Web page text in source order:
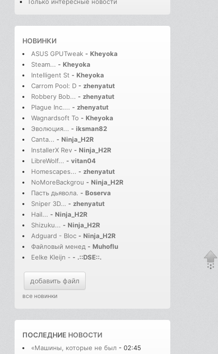
Только интересные новости
НОВИНКИ
ASUS GPUTweak - Kheyoka
Steam... - Kheyoka
Intelligent St - Kheyoka
Carrom Pool: D - zhenyatut
Robbery Bob... - zhenyatut
Plague Inc.... - zhenyatut
Wagnardsoft To - Kheyoka
Эволюция... - iksman82
Canta... - Ninja_H2R
InstallerX Rev - Ninja_H2R
LibreWolf... - vitan04
Homescapes... - zhenyatut
NoMoreBackgrou - Ninja_H2R
Пасть дьявола. - Boserva
Sniper 3D... - zhenyatut
Hail... - Ninja_H2R
Shizuku... - Ninja_H2R
Adguard - Bloc - Ninja_H2R
Файловый менед - Muhoflu
Eelke Kleijn - - .::DSE::.
добавить файл
все новинки
ПОСЛЕДНИЕ НОВОСТИ
«Машины, которые не был - 02:45